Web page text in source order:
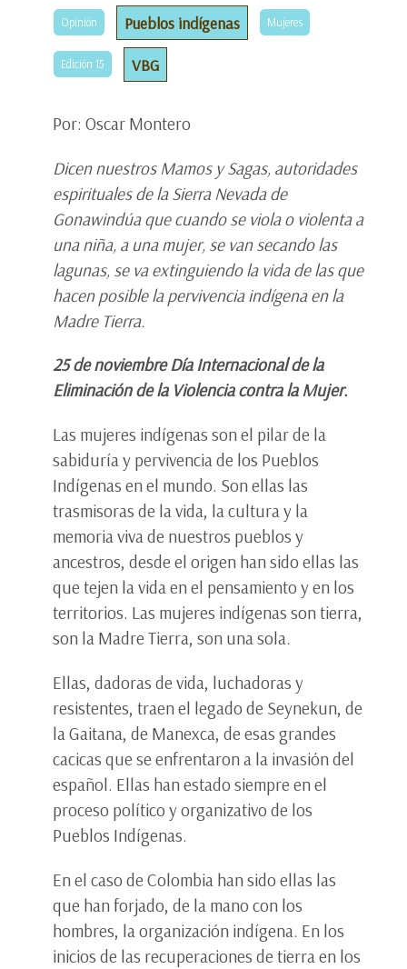
Opinión Pueblos indígenas Mujeres
Edición 15 VBG
Por: Oscar Montero
Dicen nuestros Mamos y Sagas, autoridades
espirituales de la Sierra Nevada de
Gonawindúa que cuando se viola o violenta a
una niña, a una mujer, se van secando las
lagunas, se va extinguiendo la vida de las que
hacen posible la pervivencia indígena en la
Madre Tierra.
25 de noviembre Día Internacional de la
Eliminación de la Violencia contra la Mujer.
Las mujeres indígenas son el pilar de la
sabiduría y pervivencia de los Pueblos
Indígenas en el mundo. Son ellas las
trasmisoras de la vida, la cultura y la
memoria viva de nuestros pueblos y
ancestros, desde el origen han sido ellas las
que tejen la vida en el pensamiento y en los
territorios. Las mujeres indígenas son tierra,
son la Madre Tierra, son una sola.
Ellas, dadoras de vida, luchadoras y
resistentes, traen el legado de Seynekun, de
la Gaitana, de Manexca, de esas grandes
cacicas que se enfrentaron a la invasión del
español. Ellas han estado siempre en el
proceso político y organizativo de los
Pueblos Indígenas.
En el caso de Colombia han sido ellas las
que han forjado, de la mano con los
hombres, la organización indígena. En los
inicios de las recuperaciones de tierra en los